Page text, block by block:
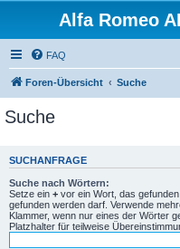
Alfa Romeo
FAQ
Foren-Übersicht Suche
Suche
SUCHANFRAGE
Suche nach Wörtern:
Setze ein + vor ein Wort, das
gefunden werden darf. Verwende
Klammer, wenn nur eines der Wörter
Platzhalter für teilweise